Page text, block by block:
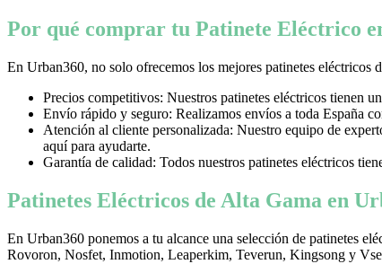
Por qué comprar tu Patinete Eléctrico
En Urban360, no solo ofrecemos los mejores patinetes eléctricos
Precios competitivos: Nuestros patinetes eléctricos tienen
Envío rápido y seguro: Realizamos envíos a toda España
Atención al cliente personalizada: Nuestro equipo de
aquí para ayudarte.
Garantía de calidad: Todos nuestros patinetes eléctricos
Patinetes Eléctricos de Alta Gama en
En Urban360 ponemos a tu alcance una selección de patinetes
Rovoron, Nosfet, Inmotion, Leaperkim, Teverun, Kingsong y